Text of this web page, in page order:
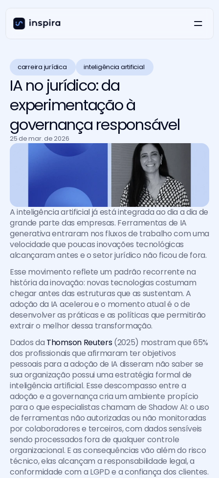
carreira jurídica inteligência artificial
IA no jurídico: da
experimentação à
governança responsável
25 de mar. de 2026
A inteligência artificial já está integrada ao dia a dia de
grande parte das empresas. Ferramentas de IA
generativa entraram nos fluxos de trabalho com uma
velocidade que poucas inovações tecnológicas
alcançaram antes e o setor jurídico não ficou de fora.
Esse movimento reflete um padrão recorrente na
história da inovação: novas tecnologias costumam
chegar antes das estruturas que as sustentam. A
adoção da IA acelerou e o momento atual é o de
desenvolver as práticas e as políticas que permitirão
extrair o melhor dessa transformação.
Dados da Thomson Reuters (2025) mostram que 65%
dos profissionais que afirmaram ter objetivos
pessoais para a adoção de IA disseram não saber se
sua organização possui uma estratégia formal de
inteligência artificial. Esse descompasso entre a
adoção e a governança cria um ambiente propício
para o que especialistas chamam de Shadow AI: o uso
de ferramentas não autorizadas ou não monitoradas
por colaboradores e terceiros, com dados sensíveis
sendo processados fora de qualquer controle
organizacional. E as consequências vão além do risco
técnico, elas alcançam a responsabilidade legal, a
conformidade com a LGPD e a confiança dos clientes.